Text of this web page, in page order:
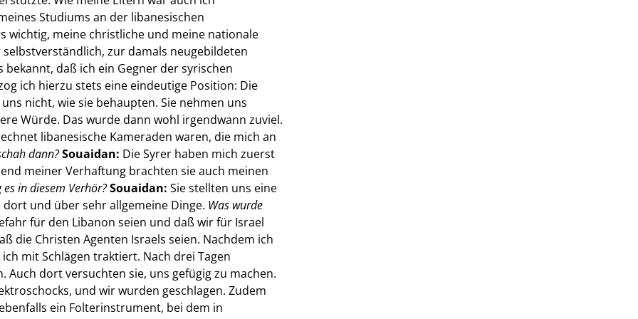
Studiums an der libanesischen
wichtig, meine christliche und meine nationale
zur damals neugebildeten
daß ich ein Gegner der syrischen
ich hierzu stets eine eindeutige Position: Die
nicht, wie sie behaupten. Sie nehmen uns
Würde. Das wurde dann wohl irgendwann zuviel.
libanesische Kameraden waren, die mich an
dann?Souaidan: Die Syrer haben mich zuerst
meiner Verhaftung brachten sie auch meinen
in diesem Verhör?Souaidan: Sie stellten uns eine
und über sehr allgemeine Dinge. Was wurde
für den Libanon seien und daß wir für Israel
die Christen Agenten Israels seien. Nachdem ich
mit Schlägen traktiert. Nach drei Tagen
dort versuchten sie, uns gefügig zu machen.
und wir wurden geschlagen. Zudem
ein Folterinstrument, bei dem in